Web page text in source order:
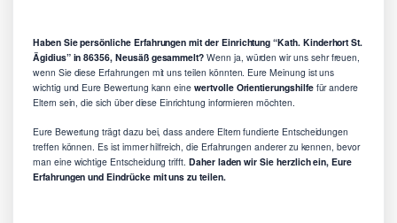
Haben Sie persönliche Erfahrungen mit der Einrichtung “Kath. Kinderhort St.
Ägidius” in 86356, Neusäß gesammelt? Wenn ja, würden wir uns sehr freuen,
wenn Sie diese Erfahrungen mit uns teilen könnten. Eure Meinung ist uns
wichtig und Eure Bewertung kann einewertvolle Orientierungshilfefür andere
Eltern sein, die sich über diese Einrichtung informieren möchten.
Eure Bewertung trägt dazu bei, dass andere Eltern fundierte Entscheidungen
treffen können. Es ist immer hilfreich, die Erfahrungen anderer zu kennen, bevor
man eine wichtige Entscheidung trifft. Daher laden wir Sie herzlich ein, Eure
Erfahrungen und Eindrücke mit uns zu teilen.